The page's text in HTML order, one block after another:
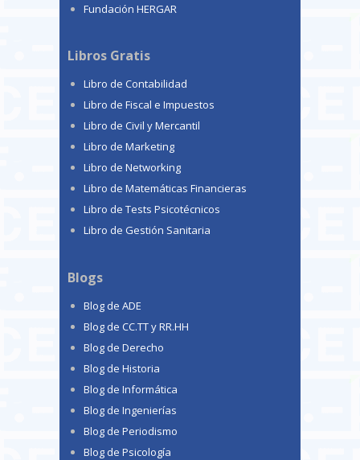
Fundación HERGAR
Libros Gratis
Libro de Contabilidad
Libro de Fiscal e Impuestos
Libro de Civil y Mercantil
Libro de Marketing
Libro de Networking
Libro de Matemáticas Financieras
Libro de Tests Psicotécnicos
Libro de Gestión Sanitaria
Blogs
Blog de ADE
Blog de CC.TT y RR.HH
Blog de Derecho
Blog de Historia
Blog de Informática
Blog de Ingenierías
Blog de Periodismo
Blog de Psicología